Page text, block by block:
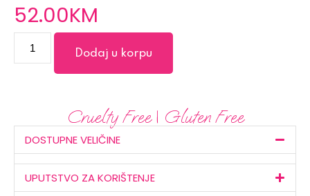
52.00KM
Dodaj u korpu
Cruelty Free | Gluten Free
DOSTUPNE VELIČINE
UPUTSTVO ZA KORIŠTENJE